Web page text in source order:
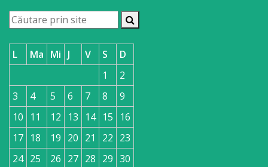
L Ma Mi J V S
D
1
2
3
4 5 6 7 8
9
10
11 12 13 14 15
16
17 18 19 20 21 22 23
24 25 26 27 28 29 30